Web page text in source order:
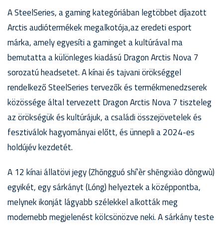
A SteelSeries, a gaming kategóriában legtöbbet díjazott
Arctis audiótermékek megalkotója,az eredeti esport
márka, amely egyesíti a gaminget a kultúrával ma
bemutatta a különleges kiadású Dragon Arctis Nova 7
sorozatú headsetet. A kínai és tajvani örökséggel
rendelkező SteelSeries tervezők és termékmenedzserek
közössége által tervezett Dragon Arctis Nova 7 tiszteleg
az örökségük és kultúrájuk, a családi összejövetelek és
fesztiválok hagyományai előtt, és ünnepli a 2024-es
holdújév kezdetét.
A 12 kínai állatövi jegy (Zhōngguó shí’èr shēngxiào dòngwù)
egyikét, egy sárkányt (Lóng) helyeztek a középpontba,
melynek ikonját lágyabb szélekkel alkották meg
modernebb megjelenést kölcsönözve neki. A sárkány teste